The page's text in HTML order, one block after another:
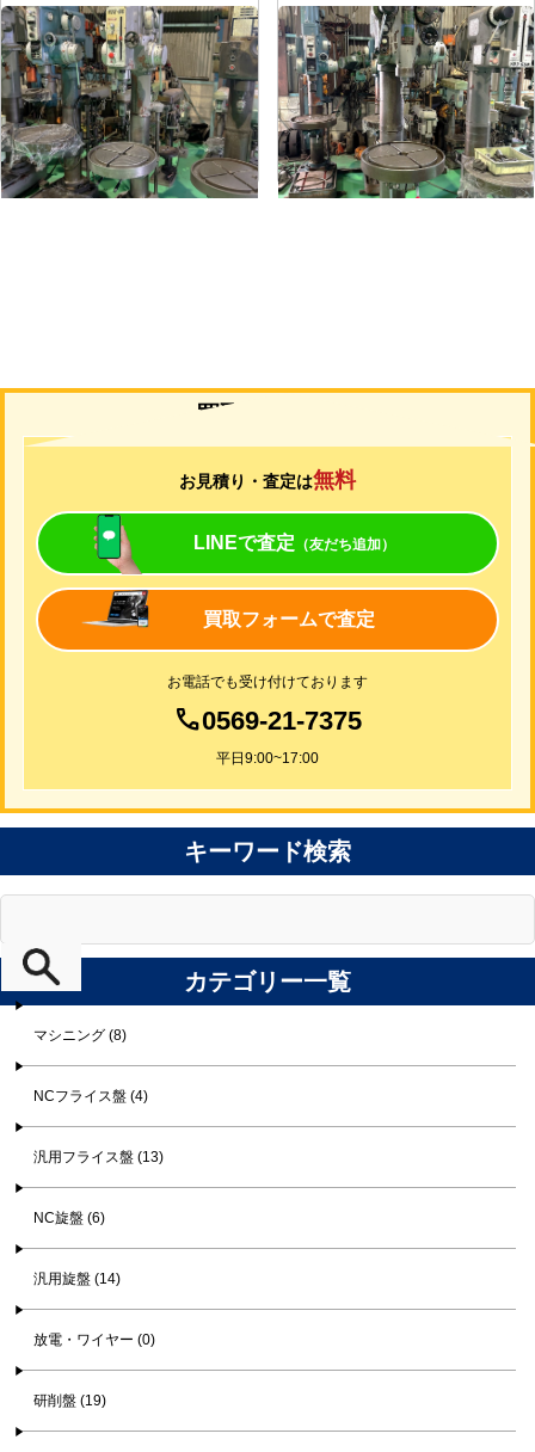
直立ボール盤
メーカー 吉田
形 式YD2-55
年 式-
直立ボール盤
メーカー 吉田
形 式YUD-600
年 式-
買取について
お見積り・査定は無料
LINEで査定 （友だち追加）
買取フォームで査定
お電話でも受け付けております
0569-21-7375
平日9:00~17:00
キーワード検索
カテゴリー一覧
マシニング (8)
NCフライス盤 (4)
汎用フライス盤 (13)
NC旋盤 (6)
汎用旋盤 (14)
放電・ワイヤー (0)
研削盤 (19)